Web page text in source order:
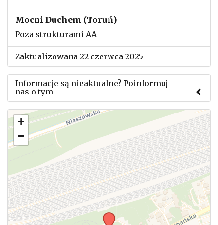
Mocni Duchem (Toruń)
Poza strukturami AA
Zaktualizowana 22 czerwca 2025
Informacje są nieaktualne? Poinformuj
nas o tym.
Użyj tego formularza aby przesłać informację o
zmianach w powyższym mityngu.
+
−